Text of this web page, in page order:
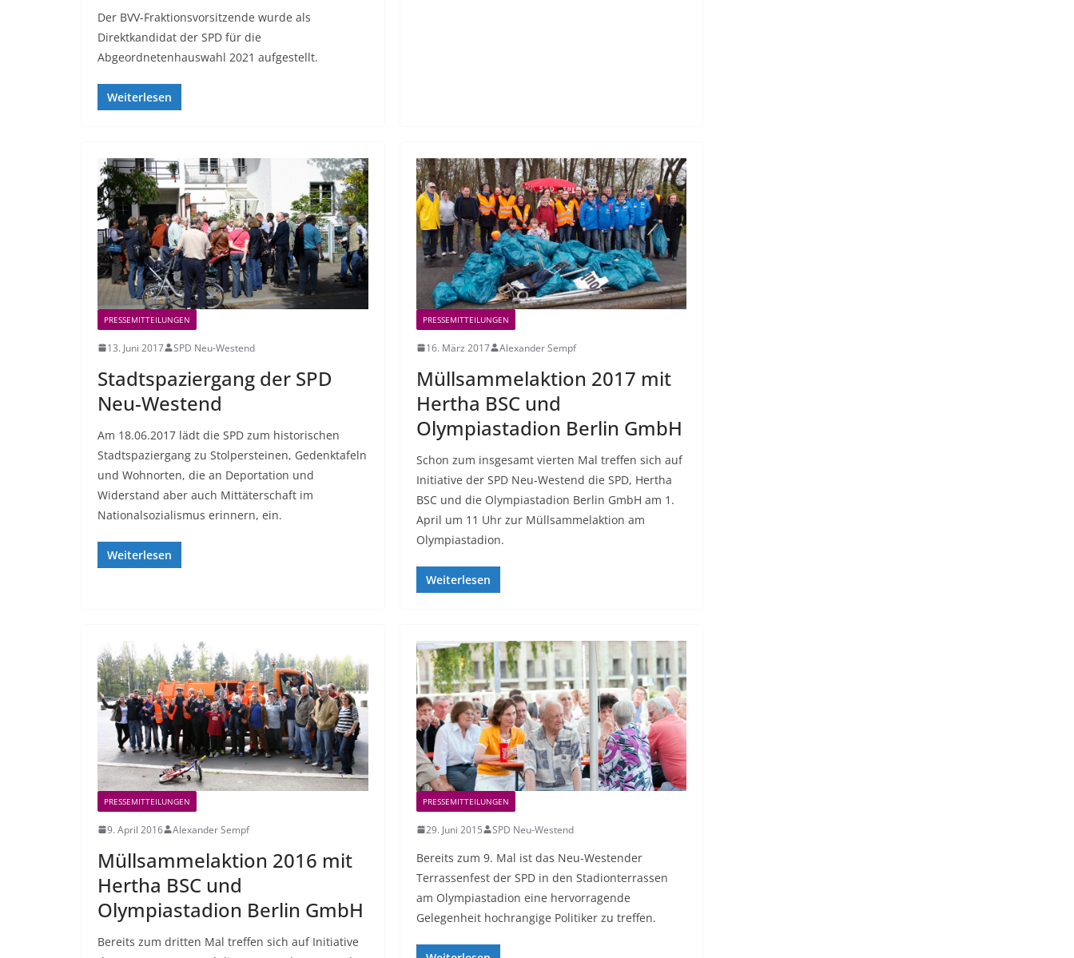
Der BVV-Fraktionsvorsitzende wurde als
Direktkandidat der SPD für die
Abgeordnetenhauswahl 2021 aufgestellt.
Weiterlesen
PRESSEMITTEILUNGEN
13. Juni 2017 SPD Neu-Westend
Stadtspaziergang der SPD
Neu-Westend
Am 18.06.2017 lädt die SPD zum historischen
Stadtspaziergang zu Stolpersteinen, Gedenktafeln
und Wohnorten, die an Deportation und
Widerstand aber auch Mittäterschaft im
Nationalsozialismus erinnern, ein.
Weiterlesen
PRESSEMITTEILUNGEN
16. März 2017 Alexander Sempf
Müllsammelaktion 2017 mit
Hertha BSC und
Olympiastadion Berlin GmbH
Schon zum insgesamt vierten Mal treffen sich auf
Initiative der SPD Neu-Westend die SPD, Hertha
BSC und die Olympiastadion Berlin GmbH am 1.
April um 11 Uhr zur Müllsammelaktion am
Olympiastadion.
Weiterlesen
PRESSEMITTEILUNGEN
9. April 2016 Alexander Sempf
Müllsammelaktion 2016 mit
Hertha BSC und
Olympiastadion Berlin GmbH
Bereits zum dritten Mal treffen sich auf Initiative
PRESSEMITTEILUNGEN
29. Juni 2015 SPD Neu-Westend
Bereits zum 9. Mal ist das Neu-Westender
Terrassenfest der SPD in den Stadionterrassen
am Olympiastadion eine hervorragende
Gelegenheit hochrangige Politiker zu treffen.